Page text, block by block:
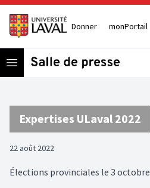
Donner monPortail
Open menu
Expertises ULaval 2022
22 août 2022
Élections provinciales le 3 octobre